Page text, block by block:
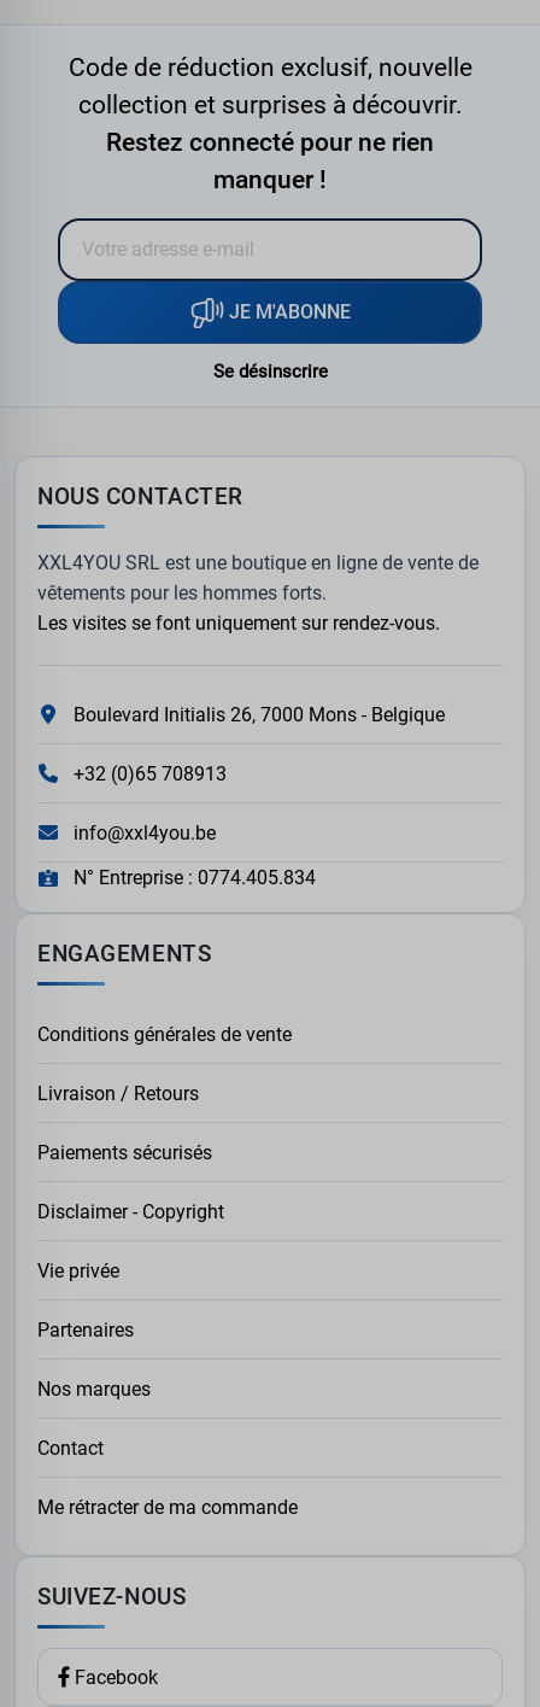
Code de réduction exclusif, nouvelle
collection et surprises à découvrir.
Restez connecté pour ne rien
manquer !
JE M'ABONNE
Se désinscrire
NOUS CONTACTER
XXL4YOU SRL est une boutique en ligne de vente de
vêtements pour les hommes forts.
Les visites se font uniquement sur rendez-vous.
Boulevard Initialis 26, 7000 Mons - Belgique
+32 (0)65 708913
info@xxl4you.be
N° Entreprise : 0774.405.834
ENGAGEMENTS
Conditions générales de vente
Livraison / Retours
Paiements sécurisés
Disclaimer - Copyright
Vie privée
Partenaires
Nos marques
Contact
Me rétracter de ma commande
SUIVEZ-NOUS
Facebook